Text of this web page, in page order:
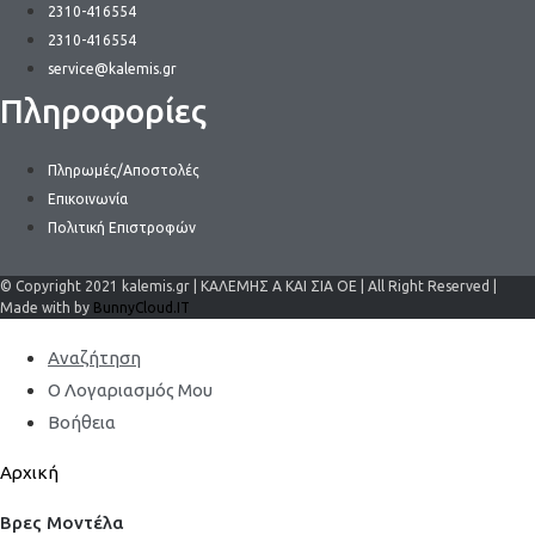
2310-416554
2310-416554
service@kalemis.gr
Πληροφορίες
Πληρωμές/Αποστολές
Επικοινωνία
Πολιτική Επιστροφών
© Copyright 2021 kalemis.gr | ΚΑΛΕΜΗΣ Α ΚΑΙ ΣΙΑ ΟΕ | All Right Reserved |
Made with by BunnyCloud.IT
Αναζήτηση
Ο Λογαριασμός Μου
Βοήθεια
Αρχική
Βρες Μοντέλα